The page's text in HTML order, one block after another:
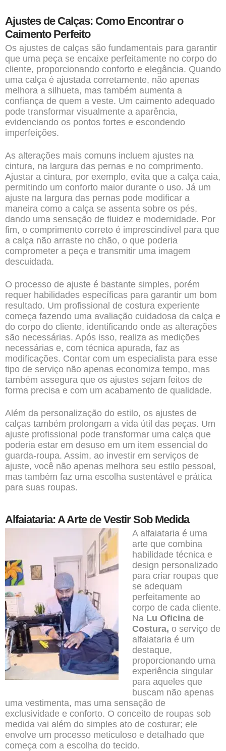
Ajustes de Calças: Como Encontrar o
Caimento Perfeito
Os ajustes de calças são fundamentais para garantir
que uma peça se encaixe perfeitamente no corpo do
cliente, proporcionando conforto e elegância. Quando
uma calça é ajustada corretamente, não apenas
melhora a silhueta, mas também aumenta a
confiança de quem a veste. Um caimento adequado
pode transformar visualmente a aparência,
evidenciando os pontos fortes e escondendo
imperfeições.
As alterações mais comuns incluem ajustes na
cintura, na largura das pernas e no comprimento.
Ajustar a cintura, por exemplo, evita que a calça caia,
permitindo um conforto maior durante o uso. Já um
ajuste na largura das pernas pode modificar a
maneira como a calça se assenta sobre os pés,
dando uma sensação de fluidez e modernidade. Por
fim, o comprimento correto é imprescindível para que
a calça não arraste no chão, o que poderia
comprometer a peça e transmitir uma imagem
descuidada.
O processo de ajuste é bastante simples, porém
requer habilidades específicas para garantir um bom
resultado. Um profissional de costura experiente
começa fazendo uma avaliação cuidadosa da calça e
do corpo do cliente, identificando onde as alterações
são necessárias. Após isso, realiza as medições
necessárias e, com técnica apurada, faz as
modificações. Contar com um especialista para esse
tipo de serviço não apenas economiza tempo, mas
também assegura que os ajustes sejam feitos de
forma precisa e com um acabamento de qualidade.
Além da personalização do estilo, os ajustes de
calças também prolongam a vida útil das peças. Um
ajuste profissional pode transformar uma calça que
poderia estar em desuso em um item essencial do
guarda-roupa. Assim, ao investir em serviços de
ajuste, você não apenas melhora seu estilo pessoal,
mas também faz uma escolha sustentável e prática
para suas roupas.
Alfaiataria: A Arte de Vestir Sob Medida
A alfaiataria é uma
arte que combina
habilidade técnica e
design personalizado
para criar roupas que
se adequam
perfeitamente ao
corpo de cada cliente.
Na Lu Oficina de
Costura, o serviço de
alfaiataria é um
destaque,
proporcionando uma
experiência singular
para aqueles que
buscam não apenas
uma vestimenta, mas uma sensação de
exclusividade e conforto. O conceito de roupas sob
medida vai além do simples ato de costurar; ele
envolve um processo meticuloso e detalhado que
começa com a escolha do tecido.